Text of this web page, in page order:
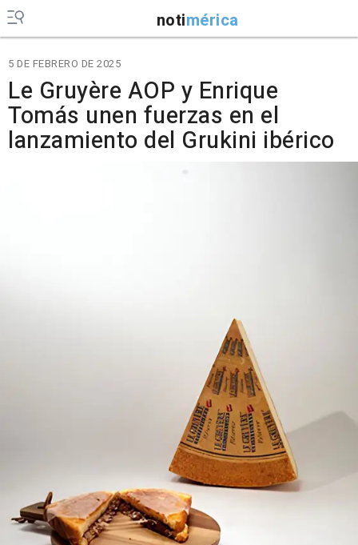
notimérica
5 DE FEBRERO DE 2025
Le Gruyère AOP y Enrique
Tomás unen fuerzas en el
lanzamiento del Grukini ibérico